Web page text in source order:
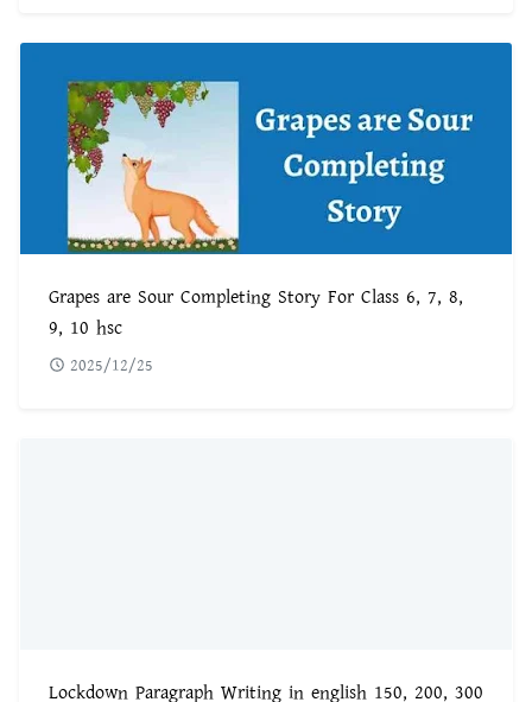
Grapes are Sour Completing Story For Class 6, 7, 8,
9, 10 hsc
2025/12/25
Lockdown Paragraph Writing in english 150, 200, 300